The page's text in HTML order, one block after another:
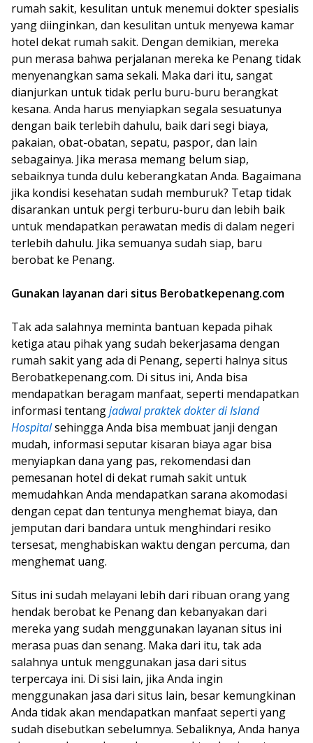
rumah sakit, kesulitan untuk menemui dokter spesialis
yang diinginkan, dan kesulitan untuk menyewa kamar
hotel dekat rumah sakit. Dengan demikian, mereka
pun merasa bahwa perjalanan mereka ke Penang tidak
menyenangkan sama sekali. Maka dari itu, sangat
dianjurkan untuk tidak perlu buru-buru berangkat
kesana. Anda harus menyiapkan segala sesuatunya
dengan baik terlebih dahulu, baik dari segi biaya,
pakaian, obat-obatan, sepatu, paspor, dan lain
sebagainya. Jika merasa memang belum siap,
sebaiknya tunda dulu keberangkatan Anda. Bagaimana
jika kondisi kesehatan sudah memburuk? Tetap tidak
disarankan untuk pergi terburu-buru dan lebih baik
untuk mendapatkan perawatan medis di dalam negeri
terlebih dahulu. Jika semuanya sudah siap, baru
berobat ke Penang.
Gunakan layanan dari situs Berobatkepenang.com
Tak ada salahnya meminta bantuan kepada pihak
ketiga atau pihak yang sudah bekerjasama dengan
rumah sakit yang ada di Penang, seperti halnya situs
Berobatkepenang.com. Di situs ini, Anda bisa
mendapatkan beragam manfaat, seperti mendapatkan
informasi tentangjadwal praktek dokter di Island
Hospitalsehingga Anda bisa membuat janji dengan
mudah, informasi seputar kisaran biaya agar bisa
menyiapkan dana yang pas, rekomendasi dan
pemesanan hotel di dekat rumah sakit untuk
memudahkan Anda mendapatkan sarana akomodasi
dengan cepat dan tentunya menghemat biaya, dan
jemputan dari bandara untuk menghindari resiko
tersesat, menghabiskan waktu dengan percuma, dan
menghemat uang.
Situs ini sudah melayani lebih dari ribuan orang yang
hendak berobat ke Penang dan kebanyakan dari
mereka yang sudah menggunakan layanan situs ini
merasa puas dan senang. Maka dari itu, tak ada
salahnya untuk menggunakan jasa dari situs
terpercaya ini. Di sisi lain, jika Anda ingin
menggunakan jasa dari situs lain, besar kemungkinan
Anda tidak akan mendapatkan manfaat seperti yang
sudah disebutkan sebelumnya. Sebaliknya, Anda hanya